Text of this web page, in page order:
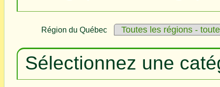
Région du Québec
Sélectionnez une